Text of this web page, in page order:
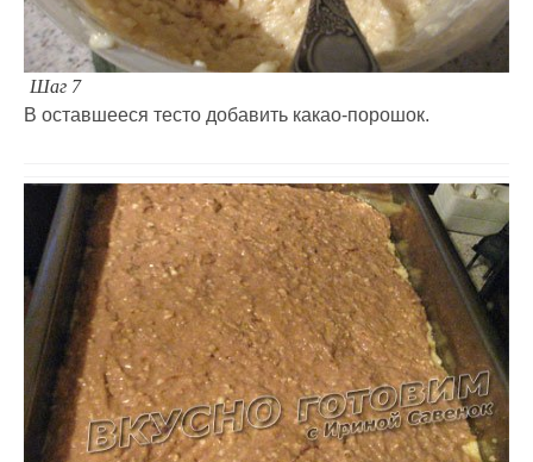
Шаг 7
В оставшееся тесто добавить какао-порошок.